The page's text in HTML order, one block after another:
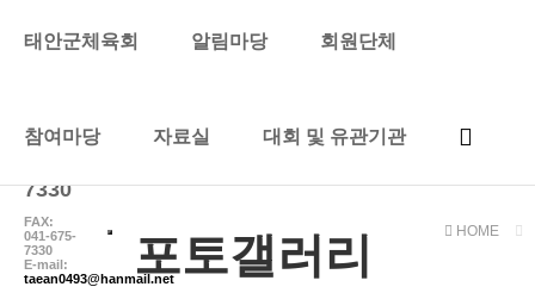
태안군체육회 알림마당 회원단체
참여마당 자료실 대회 및 유관기관
포토갤러리 HOME
041-
7330
FAX:
041-675-
7330
E-mail:
taean0493@hanmail.net